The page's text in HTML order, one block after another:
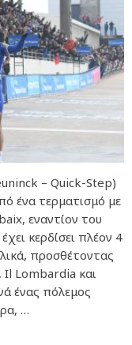
– Quick-Step)
ένα τερματισμό με
εναντίον του
κερδίσει πλέον 4
προσθέτοντας
Lombardia και
ένας πόλεμος
…